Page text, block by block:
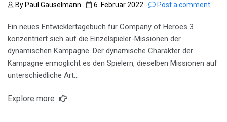
By Paul Gauselmann 6. Februar 2022 Post a comment
Ein neues Entwicklertagebuch für Company of Heroes 3
konzentriert sich auf die Einzelspieler-Missionen der
dynamischen Kampagne. Der dynamische Charakter der
Kampagne ermöglicht es den Spielern, dieselben Missionen auf
unterschiedliche Art…
Explore more